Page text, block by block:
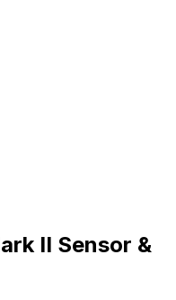
II Sensor &